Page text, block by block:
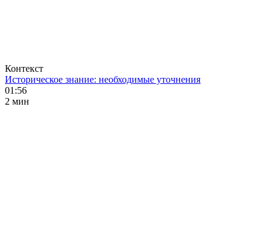
Контекст
Историческое знание: необходимые уточнения
01:56
2 мин